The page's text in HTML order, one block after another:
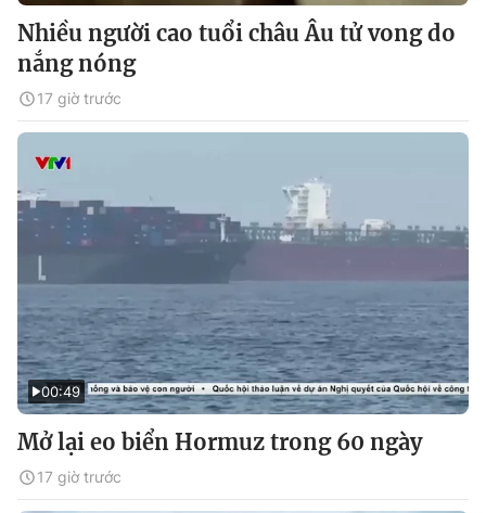
Nhiều người cao tuổi châu Âu tử vong do
nắng nóng
17 giờ trước
00:49
Mở lại eo biển Hormuz trong 60 ngày
17 giờ trước